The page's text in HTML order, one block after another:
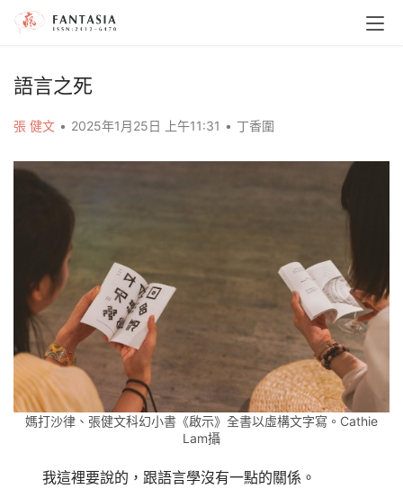
語言之死
張 健文 • 2025年1月25日 上午11:31 • 丁香圍
媽打沙律、張健文科幻小書《啟示》全書以虛構文字寫。Cathie
Lam攝
我這裡要說的，跟語言學沒有一點的關係。